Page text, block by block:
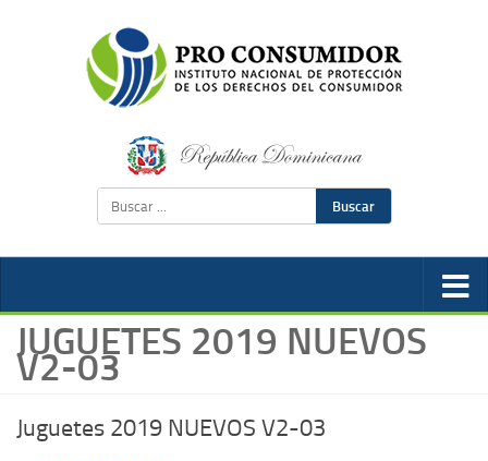
Buscar
JUGUETES 2019 NUEVOS
V2-03
Juguetes 2019 NUEVOS V2-03